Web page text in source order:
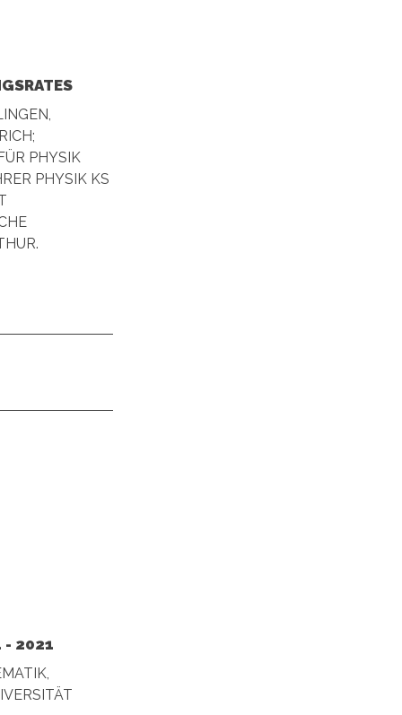
PHYSIK
PHYSIK KS
- 2021